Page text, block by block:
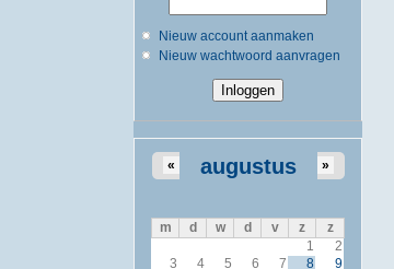
Nieuw account aanmaken
Nieuw wachtwoord aanvragen
augustus
« »
m d w d v z
z
1
2
3
4 5 6 7 8
9